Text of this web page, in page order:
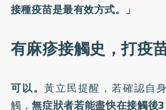
接種疫苗是最有效方式。」
有麻疹接觸史，打疫
可以。黃立民提醒，若確認自
觸，無症狀者若能盡快在接觸後